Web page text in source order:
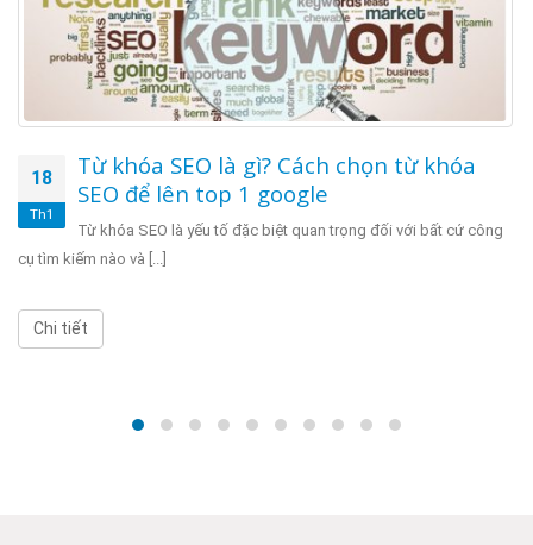
18
Th1
Từ khóa SEO là gì? Cách chọn từ khóa
SEO để lên top 1 google
Từ khóa SEO là yếu tố đặc biệt quan trọng đối với bất cứ công
cụ tìm kiếm nào và [...]
Chi tiết